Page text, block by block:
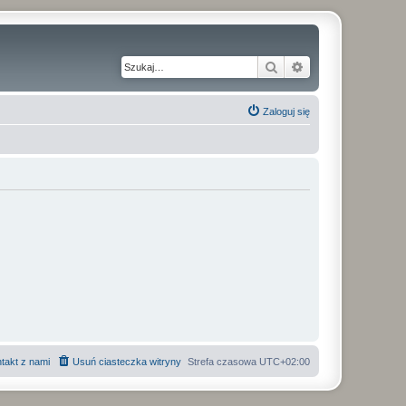
Szukaj
Zaloguj się
Strefa czasowa UTC+02:00
Usuń ciasteczka witryny
z nami